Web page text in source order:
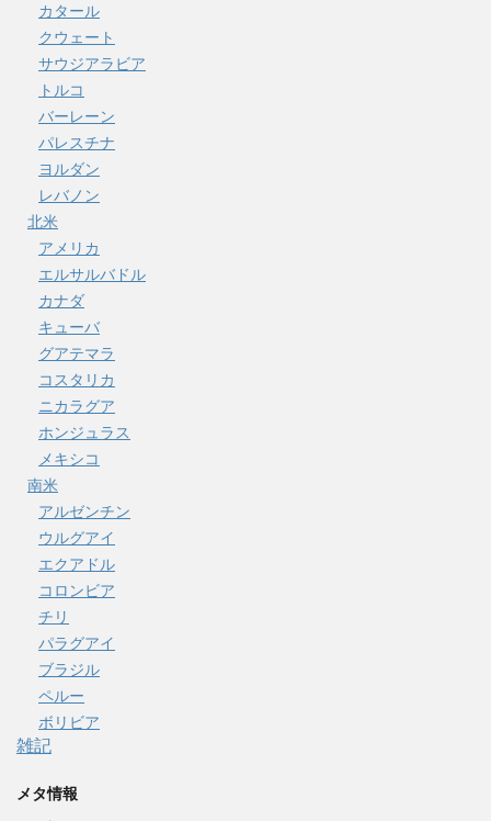
カタール
クウェート
サウジアラビア
トルコ
バーレーン
パレスチナ
ヨルダン
レバノン
北米
アメリカ
エルサルバドル
カナダ
キューバ
グアテマラ
コスタリカ
ニカラグア
ホンジュラス
メキシコ
南米
アルゼンチン
ウルグアイ
エクアドル
コロンビア
チリ
パラグアイ
ブラジル
ペルー
ボリビア
雑記
メタ情報